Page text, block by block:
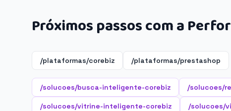
Próximos passos com a
/plataformas/corebiz /plataformas/prestashop
/solucoes/busca-inteligente-corebiz /solucoes/
/solucoes/vitrine-inteligente-corebiz /solucoes/